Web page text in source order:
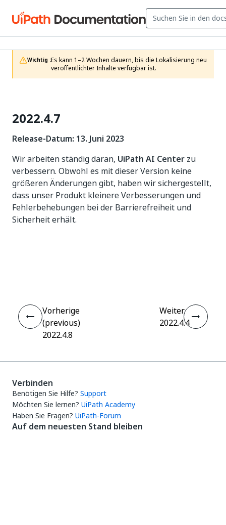
Wichtig :Es kann 1–2 Wochen dauern, bis die Lokalisierung neu
veröffentlichter Inhalte verfügbar ist.
2022.4.7
Release-Datum: 13. Juni 2023
Wir arbeiten ständig daran, UiPath AI Center zu
verbessern. Obwohl es mit dieser Version keine
größeren Änderungen gibt, haben wir sichergestellt,
dass unser Produkt kleinere Verbesserungen und
Fehlerbehebungen bei der Barrierefreiheit und
Sicherheit erhält.
Vorherige
(previous)
2022.4.8
Weiter
2022.4.4
Verbinden
Benötigen Sie Hilfe? Support
Möchten Sie lernen? UiPath Academy
Haben Sie Fragen? UiPath-Forum
Auf dem neuesten Stand bleiben